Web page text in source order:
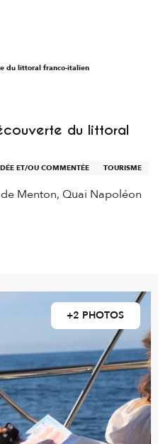
du littoral franco-italien
du littoral
ET/OU COMMENTÉE TOURISME
Menton, Quai Napoléon
+2 PHOTOS